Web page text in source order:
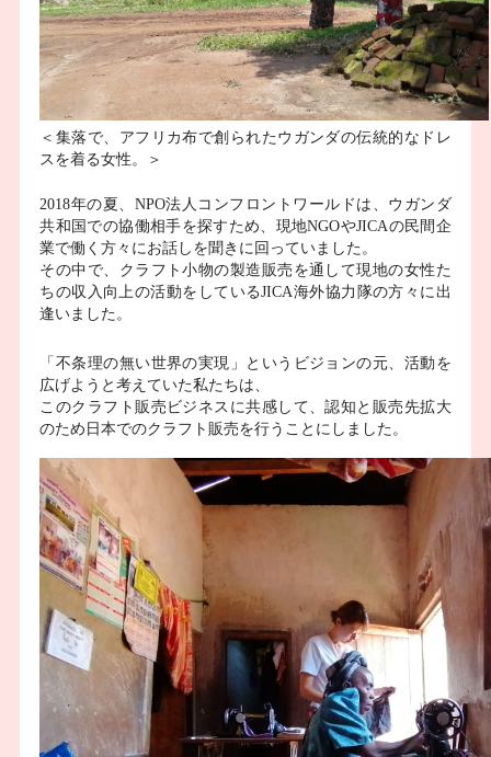
＜集落で、アフリカ布で創られたウガンダの伝統的なドレ
スを着る女性。＞
2018年の夏、NPO法人コンフロントワールドは、ウガンダ
共和国での協働相手を探すため、現地NGOやJICAの民間企
業で働く方々にお話しを聞きに回っていました。
その中で、クラフト小物の製造販売を通して現地の女性た
ちの収入向上の活動をしているJICA海外協力隊の方々に出
逢いました。
「不条理の無い世界の実現」というビジョンの元、活動を
広げようと考えていた私たちは、
このクラフト販売ビジネスに共感して、認知と販売先拡大
のため日本でのクラフト販売を行うことにしました。